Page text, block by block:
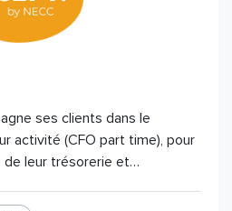
ses clients dans le
activité (CFO part time), pour
de leur trésorerie et…